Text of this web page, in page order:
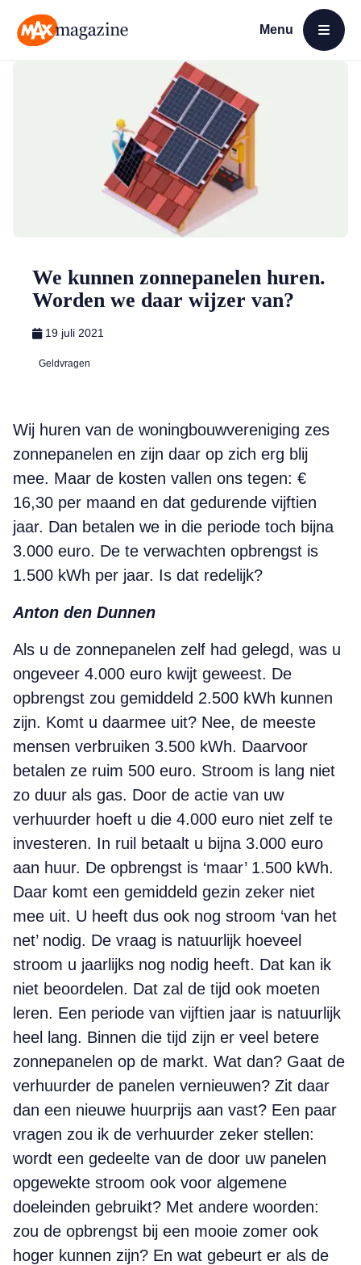
Menu
Open menu
We kunnen zonnepanelen huren.
Worden we daar wijzer van?
19 juli 2021
Geldvragen
Wij huren van de woningbouwvereniging zes
zonnepanelen en zijn daar op zich erg blij
mee. Maar de kosten vallen ons tegen: €
16,30 per maand en dat gedurende vijftien
jaar. Dan betalen we in die periode toch bijna
3.000 euro. De te verwachten opbrengst is
1.500 kWh per jaar. Is dat redelijk?
Anton den Dunnen
Als u de zonnepanelen zelf had gelegd, was u
ongeveer 4.000 euro kwijt geweest. De
opbrengst zou gemiddeld 2.500 kWh kunnen
zijn. Komt u daarmee uit? Nee, de meeste
mensen verbruiken 3.500 kWh. Daarvoor
betalen ze ruim 500 euro. Stroom is lang niet
zo duur als gas. Door de actie van uw
verhuurder hoeft u die 4.000 euro niet zelf te
investeren. In ruil betaalt u bijna 3.000 euro
aan huur. De opbrengst is ‘maar’ 1.500 kWh.
Daar komt een gemiddeld gezin zeker niet
mee uit. U heeft dus ook nog stroom ‘van het
net’ nodig. De vraag is natuurlijk hoeveel
stroom u jaarlijks nog nodig heeft. Dat kan ik
niet beoordelen. Dat zal de tijd ook moeten
leren. Een periode van vijftien jaar is natuurlijk
heel lang. Binnen die tijd zijn er veel betere
zonnepanelen op de markt. Wat dan? Gaat de
verhuurder de panelen vernieuwen? Zit daar
dan een nieuwe huurprijs aan vast? Een paar
vragen zou ik de verhuurder zeker stellen:
wordt een gedeelte van de door uw panelen
opgewekte stroom ook voor algemene
doeleinden gebruikt? Met andere woorden:
zou de opbrengst bij een mooie zomer ook
hoger kunnen zijn? En wat gebeurt er als de